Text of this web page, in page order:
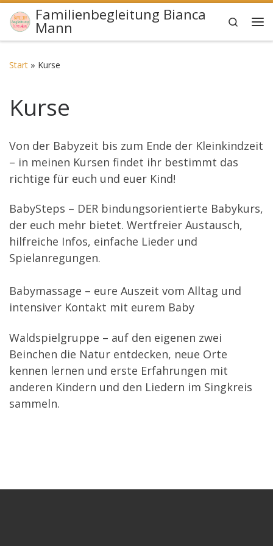
Zum Inhalt springen
Familienbegleitung Bianca
Mann
Search
Start » Kurse
Kurse
Von der Babyzeit bis zum Ende der Kleinkindzeit
– in meinen Kursen findet ihr bestimmt das
richtige für euch und euer Kind!
BabySteps – DER bindungsorientierte Babykurs,
der euch mehr bietet. Wertfreier Austausch,
hilfreiche Infos, einfache Lieder und
Spielanregungen.
Babymassage – eure Auszeit vom Alltag und
intensiver Kontakt mit eurem Baby
Waldspielgruppe – auf den eigenen zwei
Beinchen die Natur entdecken, neue Orte
kennen lernen und erste Erfahrungen mit
anderen Kindern und den Liedern im Singkreis
sammeln.